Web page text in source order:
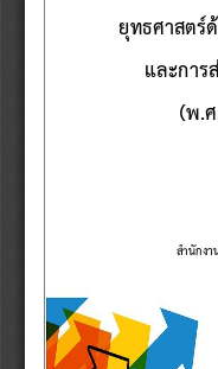
ยุทธศาสตร์
และการ
(พ.ศ.
สํานักงา